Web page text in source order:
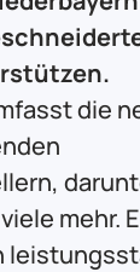
die
mehr.